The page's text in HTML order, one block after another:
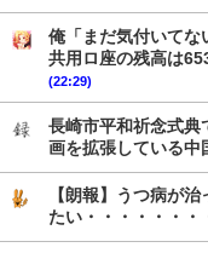
俺「まだ気付いて
共用ロ座の残高は
(22:29)
長崎市平和祈念式典
画を拡張している中
【朗報】うつ病が
たい・・・・・・・